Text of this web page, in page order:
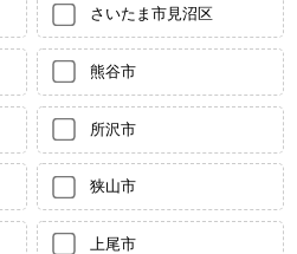
さいたま市見沼区
熊谷市
所沢市
狭山市
上尾市